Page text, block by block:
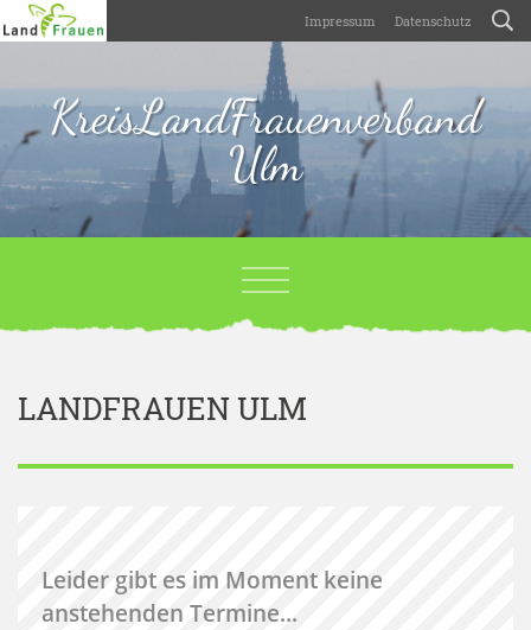
Impressum Datenschutz
KreisLandFrauenverband
Ulm
LANDFRAUEN ULM
Leider gibt es im Moment keine
anstehenden Termine...